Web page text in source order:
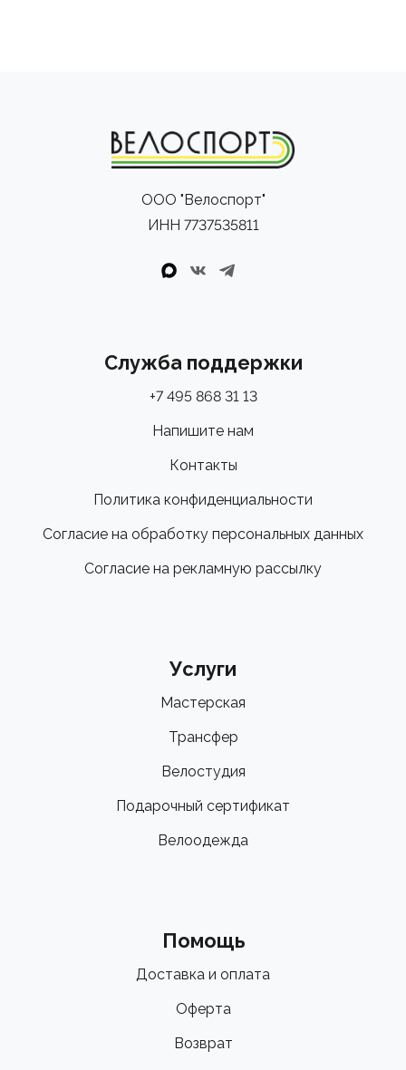
ООО "Велоспорт"
ИНН 7737535811
Служба поддержки
+7 495 868 31 13
Напишите нам
Контакты
Политика конфиденциальности
Согласие на обработку персональных данных
Согласие на рекламную рассылку
Услуги
Мастерская
Трансфер
Велостудия
Подарочный сертификат
Велоодежда
Помощь
Доставка и оплата
Оферта
Возврат